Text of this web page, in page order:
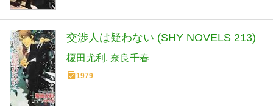
交渉人は疑わない (SHY NOVELS 213)
榎田尤利 奈良千春
1979